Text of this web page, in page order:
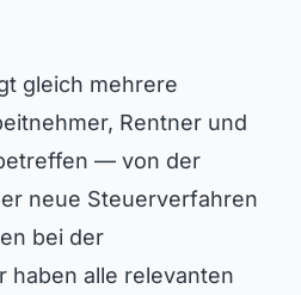
gleich mehrere
Rentner und
— von der
neue Steuerverfahren
bei der
haben alle relevanten